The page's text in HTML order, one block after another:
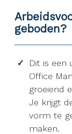
geboden?
Dit is een
Office
groeiend
Je krijgt
vorm te
maken.